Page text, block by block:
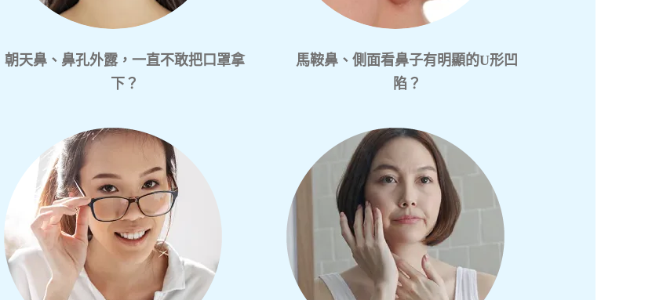
朝天鼻、鼻孔外露，一直不敢把口罩拿
下？
馬鞍鼻、側面看鼻子有明顯的U形凹
陷？